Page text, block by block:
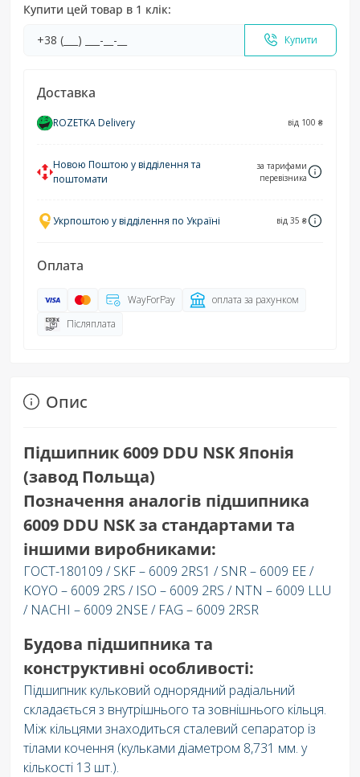
Купити цей товар в 1 клік:
Купити
Доставка
ROZETKA Delivery від 100 ₴
Новою Поштою у відділення та
поштомати
за тарифами
перевізника
Укрпоштою у відділення по Україні від 35 ₴
Оплата
WayForPay
оплата за рахунком
Післяплата
Опис
Підшипник 6009 DDU NSK Японія
(завод Польща)
Позначення аналогів підшипника
6009 DDU NSK за стандартами та
іншими виробниками:
ГОСТ-180109 / SKF – 6009 2RS1 / SNR – 6009 EE /
KOYO – 6009 2RS / ISO – 6009 2RS / NTN – 6009 LLU
/ NACHI – 6009 2NSE / FAG – 6009 2RSR
Будова підшипника та
конструктивні особливості:
Підшипник кульковий однорядний радіальний
складається з внутрішнього та зовнішнього кільця.
Між кільцями знаходиться сталевий сепаратор із
тілами кочення (кульками діаметром 8,731 мм. у
кількості 13 шт.).